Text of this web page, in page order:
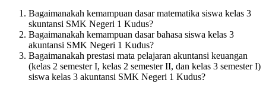
Bagaimanakah kemampuan dasar matematika siswa kelas 3
skuntansi SMK Negeri 1 Kudus?
Bagaimanakah kemampuan dasar bahasa siswa kelas 3
akuntansi SMK Negeri 1 Kudus?
Bagaimanakah prestasi mata pelajaran akuntansi keuangan
(kelas 2 semester I, kelas 2 semester II, dan kelas 3 semester I)
siswa kelas 3 akuntansi SMK Negeri 1 Kudus?